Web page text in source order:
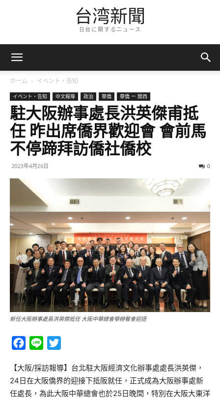
台湾新聞
日台に関するニュース
ホーム イベント・告知
イベント・告知 中文報導 政治 華僑 華僑 ー 関西
駐大阪辦事處長洪英傑甫抵
任 昨出席僑界歡迎會 會前馬
不停蹄拜訪僑社僑校
2023年4月26日 0
新任大阪辦事處長洪英傑抵任 大阪中華總會舉辦餐會迎迓
Facebook
Line
【大阪/採訪報導】台北駐大阪經濟文化辦事處處長洪英傑，
24日在大阪僑界的迎接下抵阪就任，正式成為大阪辦事處新
任處長，為此大阪中華總會也於25日晚間，特別在大阪大東洋